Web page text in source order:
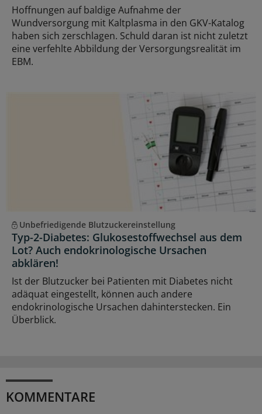
Hoffnungen auf baldige Aufnahme der
Wundversorgung mit Kaltplasma in den GKV-Katalog
haben sich zerschlagen. Schuld daran ist nicht zuletzt
eine verfehlte Abbildung der Versorgungsrealität im
EBM.
Unbefriedigende Blutzuckereinstellung
Typ-2-Diabetes: Glukosestoffwechsel aus dem
Lot? Auch endokrinologische Ursachen
abklären!
Ist der Blutzucker bei Patienten mit Diabetes nicht
adäquat eingestellt, können auch andere
endokrinologische Ursachen dahinterstecken. Ein
Überblick.
KOMMENTARE